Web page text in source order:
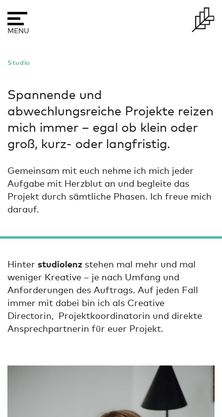
to
content
MENU
Studio
Spannende und
abwechlungsreiche Projekte reizen
mich immer – egal ob klein oder
groß, kurz- oder langfristig.
Gemeinsam mit euch nehme ich mich jeder
Aufgabe mit Herzblut an und begleite das
Projekt durch sämtliche Phasen. Ich freue mich
darauf.
Hinter studiolenz stehen mal mehr und mal
weniger Kreative – je nach Umfang und
Anforderungen des Auftrags. Auf jeden Fall
immer mit dabei bin ich als Creative
Directorin, Projektkoordinatorin und direkte
Ansprechpartnerin für euer Projekt.